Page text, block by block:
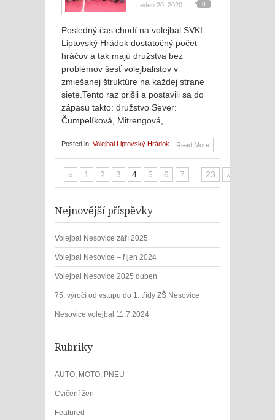
Leden 20, 2020 0
Posledný čas chodí na volejbal SVKI
Liptovský Hrádok dostatočný počet
hráčov a tak majú družstva bez
problémov šesť volejbalistov v
zmiešanej štruktúre na každej strane
siete.Tento raz prišli a postavili sa do
zápasu takto: družstvo Sever:
Čumpelíková, Mitrengová,...
Posted in: Volejbal Liptovský Hrádok Read More
« 1 2 3 4 5 6 7 23 »
Nejnovější příspěvky
Volejbal Nesovice září 2025
Volejbal Nesovice – říjen 2024
Volejbal Nesovice 2025 duben
75. výročí od vstupu do 1. třídy ZŠ Nesovice
Nesovice volejbal 11.7.2024
Rubriky
AUTO, MOTO, PNEU
Cvičení žen
Featured